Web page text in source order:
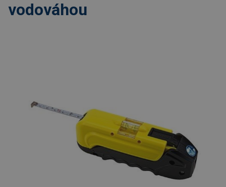
vodováhou